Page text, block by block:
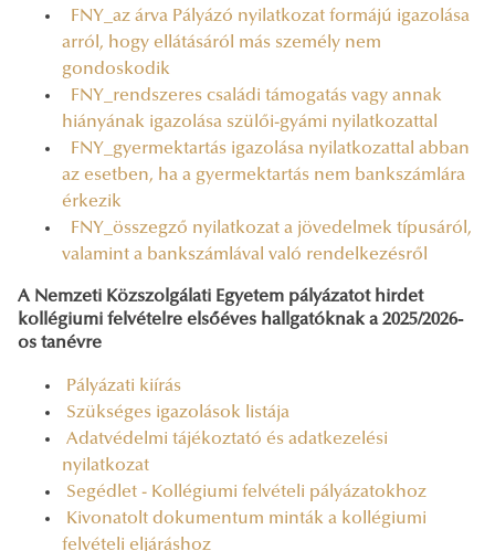
FNY_az árva Pályázó nyilatkozat formájú igazolása
arról, hogy ellátásáról más személy nem
gondoskodik
FNY_rendszeres családi támogatás vagy annak
hiányának igazolása szülői-gyámi nyilatkozattal
FNY_gyermektartás igazolása nyilatkozattal abban
az esetben, ha a gyermektartás nem bankszámlára
érkezik
FNY_összegző nyilatkozat a jövedelmek típusáról,
valamint a bankszámlával való rendelkezésről
A Nemzeti Közszolgálati Egyetem pályázatot hirdet
kollégiumi felvételre elsőéves hallgatóknak a 2025/2026-
os tanévre
Pályázati kiírás
Szükséges igazolások listája
Adatvédelmi tájékoztató és adatkezelési
nyilatkozat
Segédlet - Kollégiumi felvételi pályázatokhoz
Kivonatolt dokumentum minták a kollégiumi
felvételi eljáráshoz